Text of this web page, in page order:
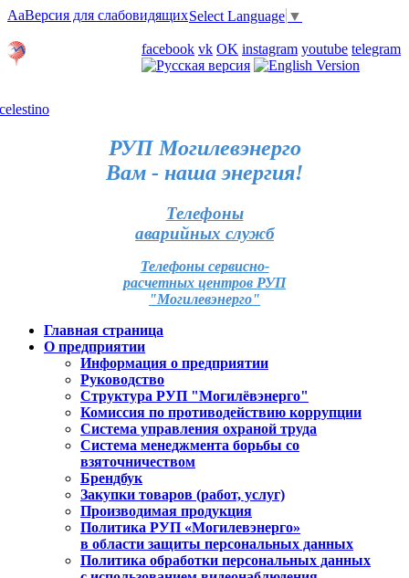
AaВерсия для слабовидящихSelect Language ▼
facebook vk OK instagram youtube telegram
РУП Могилевэнерго
Вам - наша энергия!
Телефоны
аварийных служб
Телефоны сервисно-
расчетных центров РУП
"Могилевэнерго"
Главная страница
О предприятии
Информация о предприятии
Руководство
Структура РУП "Могилёвэнерго"
Комиссия по противодействию коррупции
Система управления охраной труда
Система менеджмента борьбы со
взяточничеством
Брендбук
Закупки товаров (работ, услуг)
Производимая продукция
Политика РУП «Могилевэнерго»
в области защиты персональных данных
Политика обработки персональных данных